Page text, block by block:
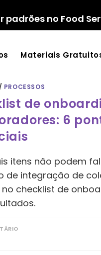
no Food
Materiais
/ PROCESSOS
de
6
itens não podem
de integração de
checklist de